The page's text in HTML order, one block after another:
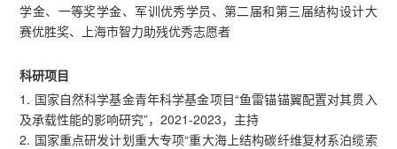
学金、一等奖学金、军训优秀学员、第二届和第三届结构设计大
赛优胜奖、上海市智力助残优秀志愿者
科研项目
1. 国家自然科学基金青年科学基金项目“鱼雷锚锚翼配置对其贯入
及承载性能的影响研究”，2021-2023，主持
2. 国家重点研发计划重大专项“重大海上结构碳纤维复材系泊缆索